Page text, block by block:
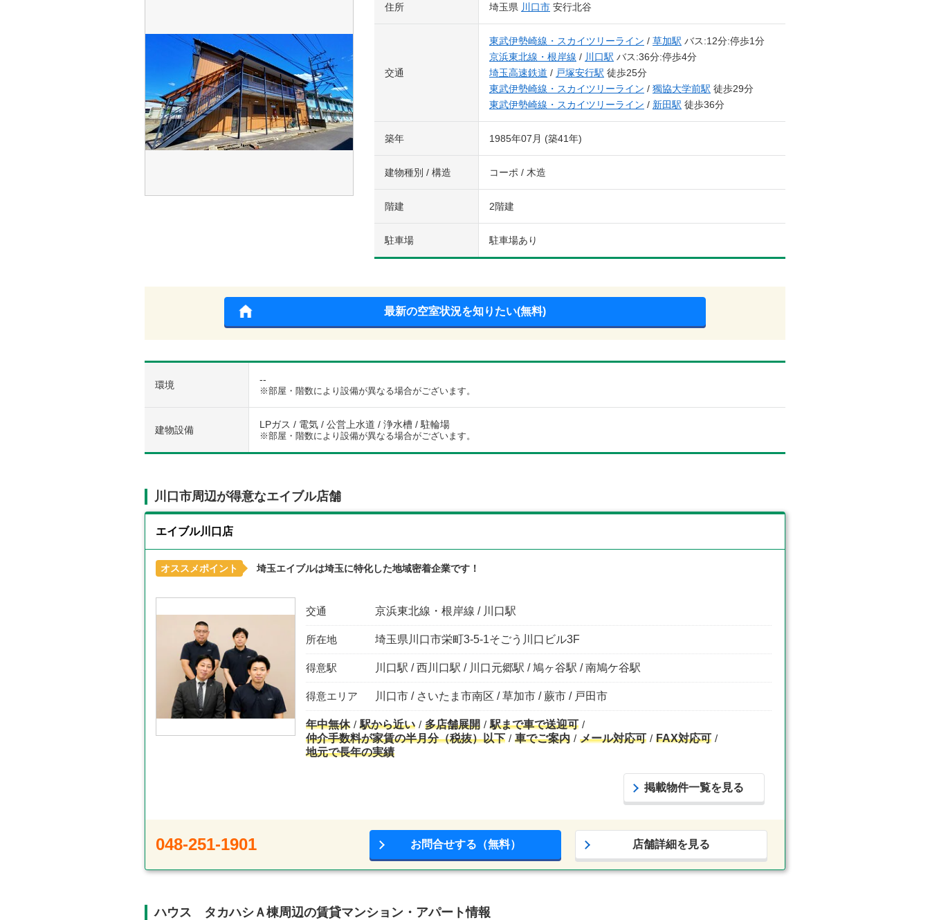
住所 埼玉県 川口市 安行北谷
交通
東武伊勢崎線・スカイツリーライン / 草加駅 バス:12分:停歩1分
京浜東北線・根岸線 / 川口駅 バス:36分:停歩4分
埼玉高速鉄道 / 戸塚安行駅 徒歩25分
東武伊勢崎線・スカイツリーライン / 獨協大学前駅 徒歩29分
東武伊勢崎線・スカイツリーライン / 新田駅 徒歩36分
築年 1985年07月 (築41年)
建物種別 / 構造 コーポ / 木造
階建 2階建
駐車場 駐車場あり
最新の空室状況を知りたい(無料)
環境 --
※部屋・階数により設備が異なる場合がございます。
建物設備 LPガス / 電気 / 公営上水道 / 浄水槽 / 駐輪場
※部屋・階数により設備が異なる場合がございます。
川口市周辺が得意なエイブル店舗
エイブル川口店
オススメポイント 埼玉エイブルは埼玉に特化した地域密着企業です！
交通 京浜東北線・根岸線 / 川口駅
所在地 埼玉県川口市栄町3-5-1そごう川口ビル3F
得意駅 川口駅 / 西川口駅 / 川口元郷駅 / 鳩ヶ谷駅 / 南鳩ケ谷駅
得意エリア 川口市 / さいたま市南区 / 草加市 / 蕨市 / 戸田市
年中無休 駅から近い 多店舗展開
駅まで車で送迎可
仲介手数料が家賃の半月分（税抜）以下
車でご案内 メール対応可
FAX対応可
地元で長年の実績
掲載物件一覧を見る
048-251-1901 お問合せする（無料） 店舗詳細を見る
ハウス タカハシＡ棟周辺の賃貸マンション・アパート情報